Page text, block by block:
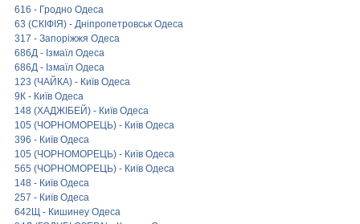
616 - Гродно Одеса
63 (СКІФІЯ) - Дніпропетровськ Одеса
317 - Запоріжжя Одеса
686Д - Ізмаїл Одеса
686Д - Ізмаїл Одеса
123 (ЧАЙКА) - Київ Одеса
9К - Київ Одеса
148 (ХАДЖІБЕЙ) - Київ Одеса
105 (ЧОРНОМОРЕЦЬ) - Київ Одеса
396 - Київ Одеса
105 (ЧОРНОМОРЕЦЬ) - Київ Одеса
565 (ЧОРНОМОРЕЦЬ) - Київ Одеса
148 - Київ Одеса
257 - Київ Одеса
642Щ - Кишинеу Одеса